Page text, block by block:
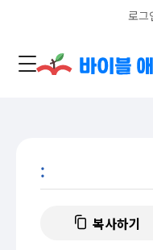
로그
:
복사하기